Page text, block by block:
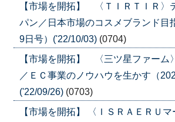
【市場を開拓】 〈ＴＩＲＴＩＲ〉
パン／日本市場のコスメブランド目
9日号）('22/10/03) (0704)
【市場を開拓】 〈三ツ星ファーム
／ＥＣ事業のノウハウを生かす（
('22/09/26) (0703)
【市場を開拓】 〈ＩＳＲＡＥＲＵ